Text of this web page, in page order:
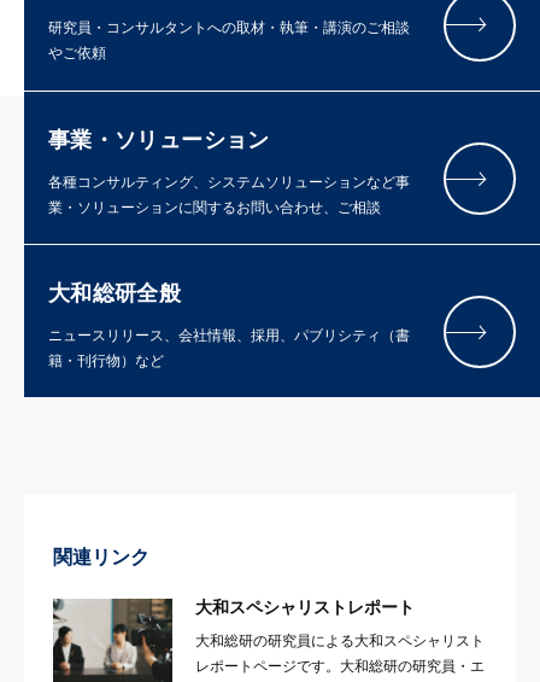
研究員・コンサルタントへの取材・執筆・講演のご相談
やご依頼
事業・ソリューション
各種コンサルティング、システムソリューションなど事
業・ソリューションに関するお問い合わせ、ご相談
大和総研全般
ニュースリリース、会社情報、採用、パブリシティ（書
籍・刊行物）など
関連リンク
大和スペシャリストレポート
大和総研の研究員による大和スペシャリスト
レポートページです。大和総研の研究員・エ